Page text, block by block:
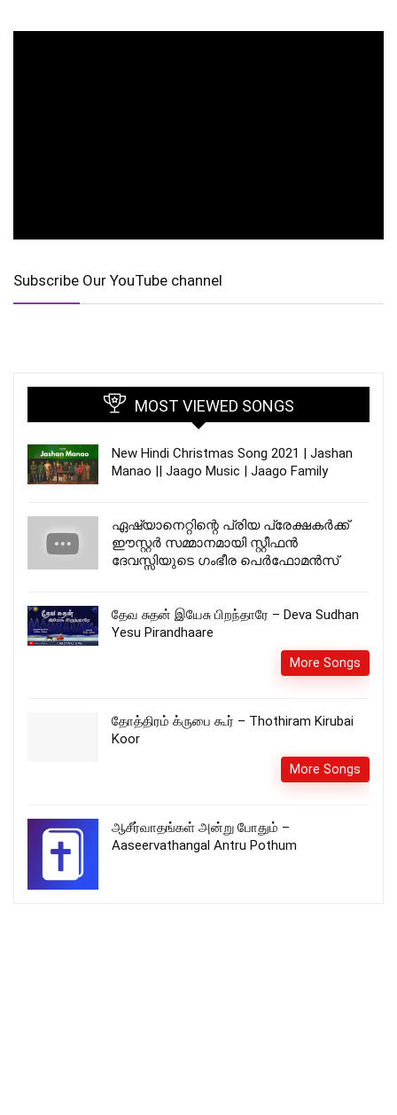
Subscribe Our YouTube channel
MOST VIEWED SONGS
New Hindi Christmas Song 2021 | Jashan
Manao || Jaago Music | Jaago Family
ഏഷ്യാനെറ്റിന്റെ പ്രിയ പ്രേക്ഷകർക്ക്
ഈസ്റ്റർ സമ്മാനമായി സ്റ്റീഫൻ
ദേവസ്സിയുടെ ഗംഭീര പെർഫോമൻസ്
தேவ சுதன் இயேசு பிறந்தாரே – Deva Sudhan
Yesu Pirandhaare
More Songs
தோத்திரம் க்ருபை கூர் – Thothiram Kirubai
Koor
More Songs
ஆசீர்வாதங்கள் அன்று போதும் –
Aaseervathangal Antru Pothum